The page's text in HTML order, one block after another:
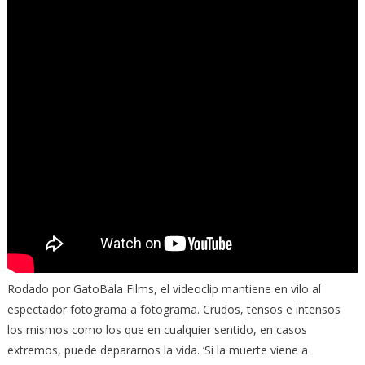
Rodado por GatoBala Films, el videoclip mantiene en vilo al
espectador fotograma a fotograma. Crudos, tensos e intensos
los mismos como los que en cualquier sentido, en casos
extremos, puede depararnos la vida. ‘Si la muerte viene a